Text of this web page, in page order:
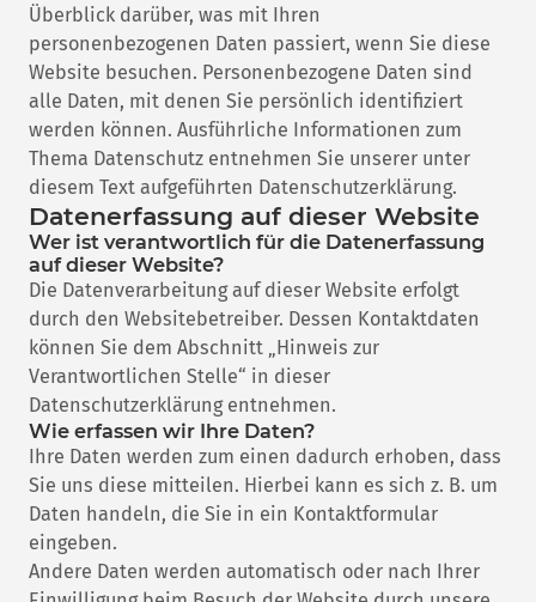
Überblick darüber, was mit Ihren
personenbezogenen Daten passiert, wenn Sie diese
Website besuchen. Personenbezogene Daten sind
alle Daten, mit denen Sie persönlich identifiziert
werden können. Ausführliche Informationen zum
Thema Datenschutz entnehmen Sie unserer unter
diesem Text aufgeführten Datenschutzerklärung.
Datenerfassung auf dieser Website
Wer ist verantwortlich für die Datenerfassung
auf dieser Website?
Die Datenverarbeitung auf dieser Website erfolgt
durch den Websitebetreiber. Dessen Kontaktdaten
können Sie dem Abschnitt „Hinweis zur
Verantwortlichen Stelle“ in dieser
Datenschutzerklärung entnehmen.
Wie erfassen wir Ihre Daten?
Ihre Daten werden zum einen dadurch erhoben, dass
Sie uns diese mitteilen. Hierbei kann es sich z. B. um
Daten handeln, die Sie in ein Kontaktformular
eingeben.
Andere Daten werden automatisch oder nach Ihrer